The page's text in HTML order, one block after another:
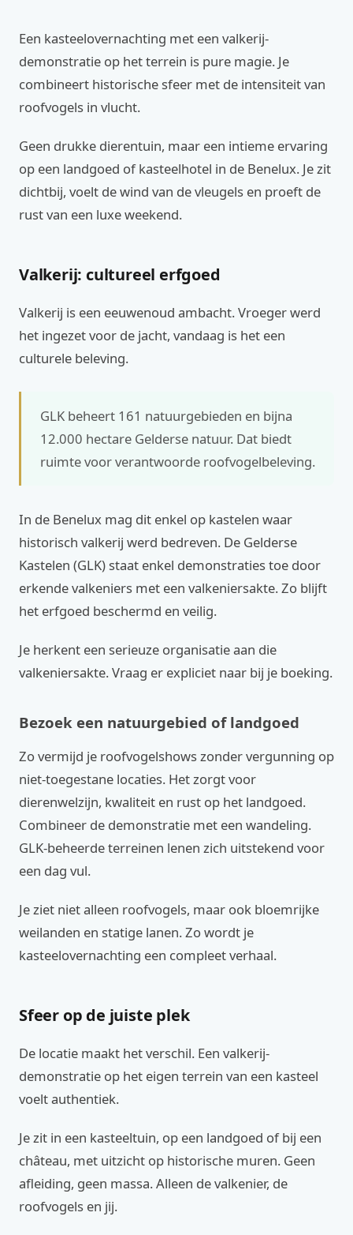
Een kasteelovernachting met een valkerij-
demonstratie op het terrein is pure magie. Je
combineert historische sfeer met de intensiteit van
roofvogels in vlucht.
Geen drukke dierentuin, maar een intieme ervaring
op een landgoed of kasteelhotel in de Benelux. Je zit
dichtbij, voelt de wind van de vleugels en proeft de
rust van een luxe weekend.
Valkerij: cultureel erfgoed
Valkerij is een eeuwenoud ambacht. Vroeger werd
het ingezet voor de jacht, vandaag is het een
culturele beleving.
GLK beheert 161 natuurgebieden en bijna
12.000 hectare Gelderse natuur. Dat biedt
ruimte voor verantwoorde roofvogelbeleving.
In de Benelux mag dit enkel op kastelen waar
historisch valkerij werd bedreven. De Gelderse
Kastelen (GLK) staat enkel demonstraties toe door
erkende valkeniers met een valkeniersakte. Zo blijft
het erfgoed beschermd en veilig.
Je herkent een serieuze organisatie aan die
valkeniersakte. Vraag er expliciet naar bij je boeking.
Bezoek een natuurgebied of landgoed
Zo vermijd je roofvogelshows zonder vergunning op
niet-toegestane locaties. Het zorgt voor
dierenwelzijn, kwaliteit en rust op het landgoed.
Combineer de demonstratie met een wandeling.
GLK-beheerde terreinen lenen zich uitstekend voor
een dag vul.
Je ziet niet alleen roofvogels, maar ook bloemrijke
weilanden en statige lanen. Zo wordt je
kasteelovernachting een compleet verhaal.
Sfeer op de juiste plek
De locatie maakt het verschil. Een valkerij-
demonstratie op het eigen terrein van een kasteel
voelt authentiek.
Je zit in een kasteeltuin, op een landgoed of bij een
château, met uitzicht op historische muren. Geen
afleiding, geen massa. Alleen de valkenier, de
roofvogels en jij.